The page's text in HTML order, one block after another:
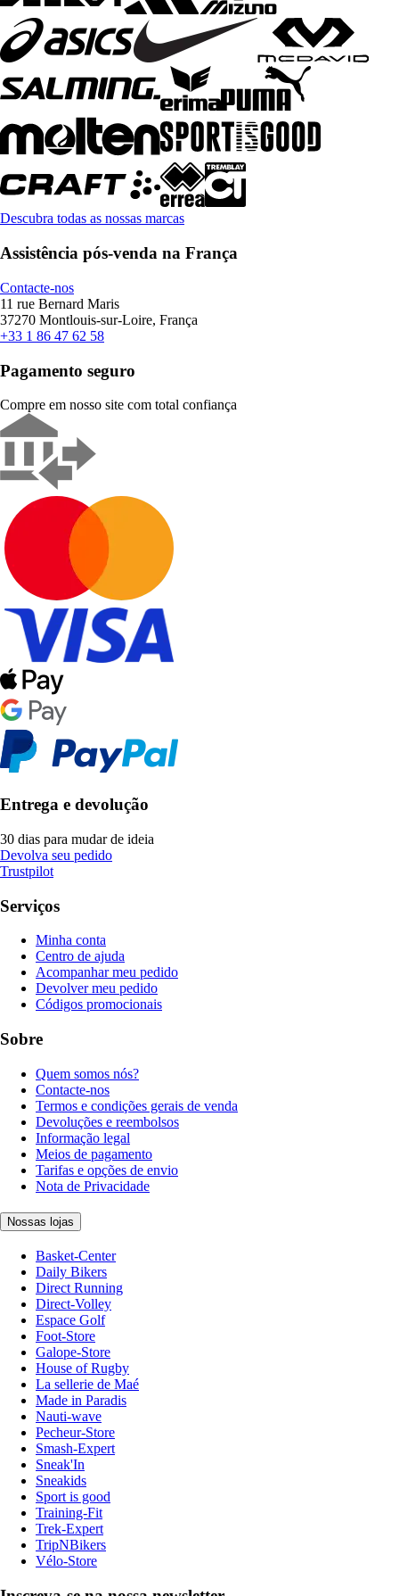
Descubra todas as nossas marcas
Assistência pós-venda na França
Contacte-nos
11 rue Bernard Maris
37270 Montlouis-sur-Loire, França
+33 1 86 47 62 58
Pagamento seguro
Compre em nosso site com total confiança
Entrega e devolução
30 dias para mudar de ideia
Devolva seu pedido
Trustpilot
Serviços
Minha conta
Centro de ajuda
Acompanhar meu pedido
Devolver meu pedido
Códigos promocionais
Sobre
Quem somos nós?
Contacte-nos
Termos e condições gerais de venda
Devoluções e reembolsos
Informação legal
Meios de pagamento
Tarifas e opções de envio
Nota de Privacidade
Nossas lojas
Basket-Center
Daily Bikers
Direct Running
Direct-Volley
Espace Golf
Foot-Store
Galope-Store
House of Rugby
La sellerie de Maé
Made in Paradis
Nauti-wave
Pecheur-Store
Smash-Expert
Sneak'In
Sneakids
Sport is good
Training-Fit
Trek-Expert
TripNBikers
Vélo-Store